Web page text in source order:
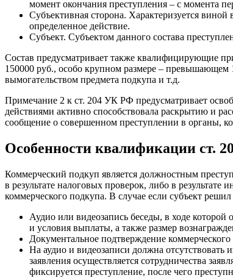
момент окончания преступления – с момента
Субъективная сторона. Характеризуется
определенное действие.
Субъект. Субъектом данного состава
Состав предусматривает также квалифицирующие
150000 руб., особо крупном размере –
вымогательством предмета подкупа и т.д.
Примечание 2 к ст. 204 УК РФ предусматривает
действиями активно способствовала раскрытию и
сообщение о совершенном преступлении в органы,
Особенности квалификации ст.
Коммерческий подкуп является должностным
в результате налоговых проверок, либо в
коммерческого подкупа. В случае если субъект
Аудио или видеозапись беседы, в ходе
и условия выплаты, а также размер
Документальное подтверждение
На аудио и видеозаписи должна
заявления осуществляется сотрудничества
фиксируется преступление, после чего